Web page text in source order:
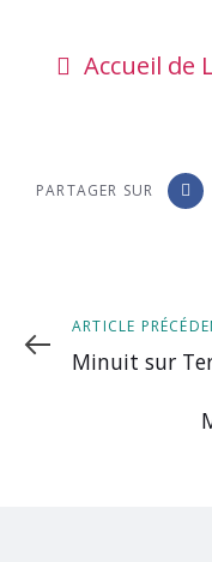
Accueil de
PARTAGER SUR
Article
précédent
ARTICLE
Minuit sur